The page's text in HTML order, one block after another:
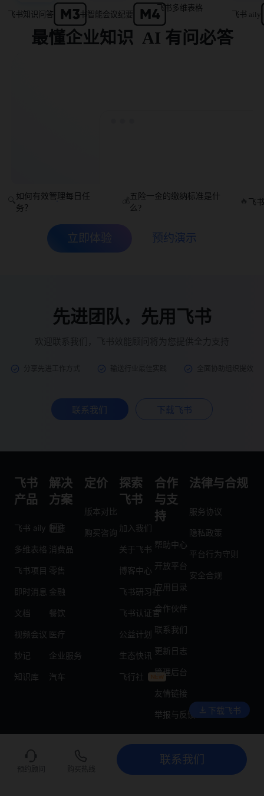
飞书知识问答 飞书智能会议纪要
飞书多维表格
飞书 aily
最懂企业知识  AI 有问必答
🔍
如何有效管理每日任
务？
💰
五险一金的缴纳标准是什
么?
🔥 飞
立即体验 预约演示
先进团队，先用飞书
联系我们 下载飞书
飞书
产品
飞书 aily
多维表格
飞书项目
即时消息
文档
视频会议
妙记
知识库
解决
方案
制造
消费品
零售
金融
餐饮
医疗
企业服务
汽车
定价
版本对比
购买咨询
探索
飞书
加入我们
关于飞书
博客中心
飞书研习社
飞书认证官
公益计划
生态快讯
飞行社
合作
与支
持
帮助中心
开放平台
应用目录
合作伙伴
联系我们
更新日志
管理后台
友情链接
举报与反馈
法律与合规
服务协议
隐私政策
平台行为守则
安全合规
下载飞书
联系我们
预约顾问 购买热线
联系我们